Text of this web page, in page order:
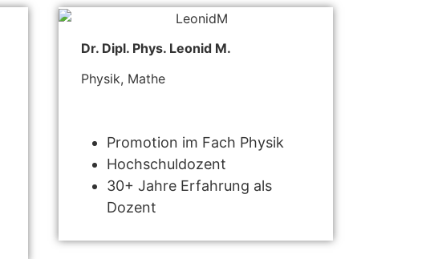
Dr. Dipl. Phys. Leonid M.
Physik, Mathe
Promotion im Fach Physik
Hochschuldozent
30+ Jahre Erfahrung als
Dozent